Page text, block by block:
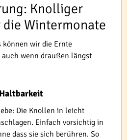
Knolliger
Wintermonate
wir die Ernte
wenn draußen längst
Die Knollen in leicht
Einfach vorsichtig in
dass sie sich berühren. So